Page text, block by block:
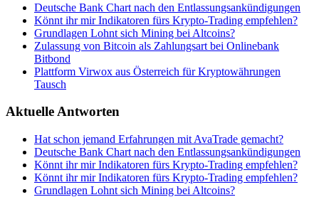
Deutsche Bank Chart nach den Entlassungsankündigungen
Könnt ihr mir Indikatoren fürs Krypto-Trading empfehlen?
Grundlagen Lohnt sich Mining bei Altcoins?
Zulassung von Bitcoin als Zahlungsart bei Onlinebank
Bitbond
Plattform Virwox aus Österreich für Kryptowährungen
Tausch
Aktuelle Antworten
Hat schon jemand Erfahrungen mit AvaTrade gemacht?
Deutsche Bank Chart nach den Entlassungsankündigungen
Könnt ihr mir Indikatoren fürs Krypto-Trading empfehlen?
Könnt ihr mir Indikatoren fürs Krypto-Trading empfehlen?
Grundlagen Lohnt sich Mining bei Altcoins?